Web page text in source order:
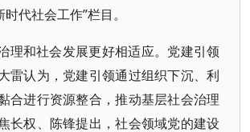
代社会工作”栏目。
理和社会发展更好相适应。党建引领
雷认为，党建引领通过组织下沉、利
合进行资源整合，推动基层社会治理
长权、陈锋提出，社会领域党的建设